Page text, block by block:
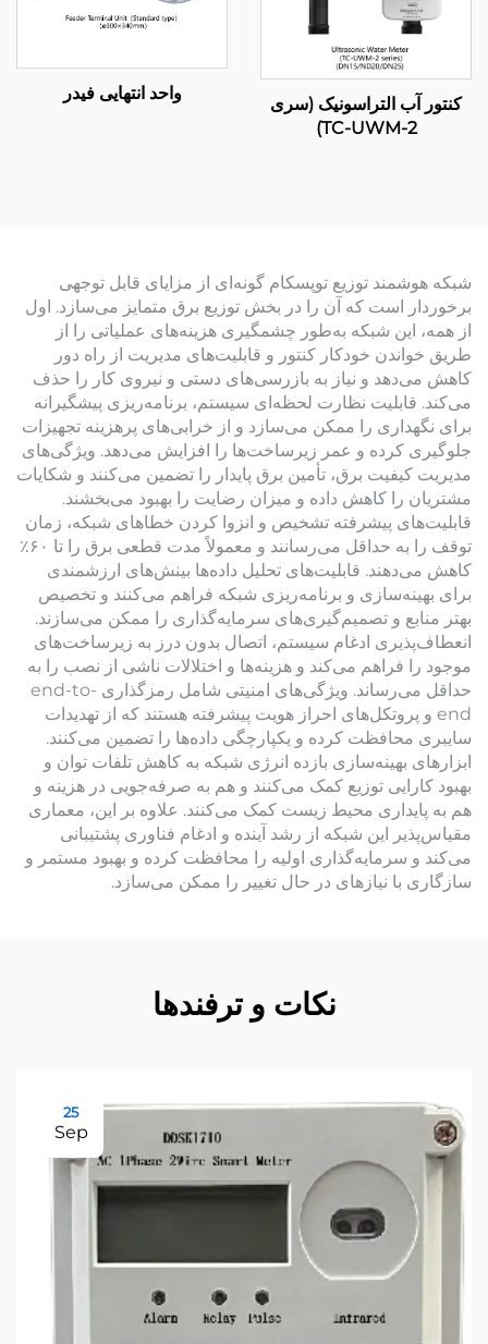
کنتور آب التراسونیک (سری
TC-UWM-2)
واحد انتهایی فیدر
شبکه هوشمند توزیع توپسکام گونه‌ای از مزایای قابل توجهی
برخوردار است که آن را در بخش توزیع برق متمایز می‌سازد. اول
از همه، این شبکه به‌طور چشمگیری هزینه‌های عملیاتی را از
طریق خواندن خودکار کنتور و قابلیت‌های مدیریت از راه دور
کاهش می‌دهد و نیاز به بازرسی‌های دستی و نیروی کار را حذف
می‌کند. قابلیت نظارت لحظه‌ای سیستم، برنامه‌ریزی پیشگیرانه
برای نگهداری را ممکن می‌سازد و از خرابی‌های پرهزینه تجهیزات
جلوگیری کرده و عمر زیرساخت‌ها را افزایش می‌دهد. ویژگی‌های
مدیریت کیفیت برق، تأمین برق پایدار را تضمین می‌کنند و شکایات
مشتریان را کاهش داده و میزان رضایت را بهبود می‌بخشند.
قابلیت‌های پیشرفته تشخیص و انزوا کردن خطاهای شبکه، زمان
توقف را به حداقل می‌رسانند و معمولاً مدت قطعی برق را تا ۶۰٪
کاهش می‌دهند. قابلیت‌های تحلیل داده‌ها بینش‌های ارزشمندی
برای بهینه‌سازی و برنامه‌ریزی شبکه فراهم می‌کنند و تخصیص
بهتر منابع و تصمیم‌گیری‌های سرمایه‌گذاری را ممکن می‌سازند.
انعطاف‌پذیری ادغام سیستم، اتصال بدون درز به زیرساخت‌های
موجود را فراهم می‌کند و هزینه‌ها و اختلالات ناشی از نصب را به
حداقل می‌رساند. ویژگی‌های امنیتی شامل رمزگذاری end-to-
end و پروتکل‌های احراز هویت پیشرفته هستند که از تهدیدات
سایبری محافظت کرده و یکپارچگی داده‌ها را تضمین می‌کنند.
ابزارهای بهینه‌سازی بازده انرژی شبکه به کاهش تلفات توان و
بهبود کارایی توزیع کمک می‌کنند و هم به صرفه‌جویی در هزینه و
هم به پایداری محیط زیست کمک می‌کنند. علاوه بر این، معماری
مقیاس‌پذیر این شبکه از رشد آینده و ادغام فناوری پشتیبانی
می‌کند و سرمایه‌گذاری اولیه را محافظت کرده و بهبود مستمر و
سازگاری با نیازهای در حال تغییر را ممکن می‌سازد.
نکات و ترفندها
25
Sep